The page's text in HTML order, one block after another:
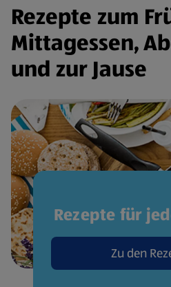
Rezepte zum
Mittagessen,
und zur Jause
Rezepte für
Zu den